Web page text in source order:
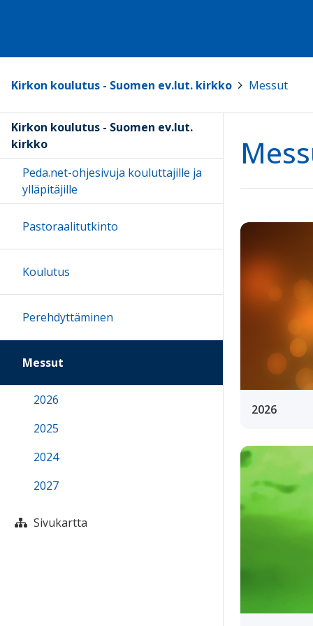
Kirkon koulutus - Suomen ev.lut. kirkko Messut
2026
Kirkon koulutus - Suomen ev.lut.
kirkko
Peda.net-ohjesivuja kouluttajille ja
ylläpitäjille
Pastoraalitutkinto
Koulutus
Perehdyttäminen
Messut
2026
2025
2024
2027
Sivukartta